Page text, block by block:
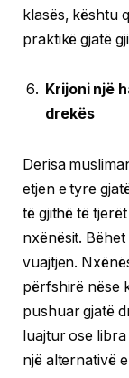
klasës, kështu
praktikë gjatë
Krijoni një
drekës
Derisa
etjen e tyre
të gjithë të
nxënësit.
vuajtjen.
përfshirë nëse
pushuar gjatë
luajtur ose
një alternativë